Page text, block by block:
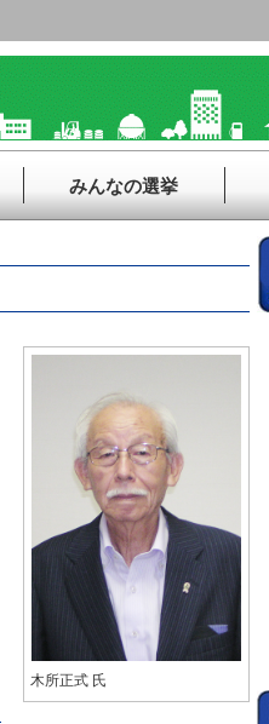
みんなの選挙
木所正式 氏